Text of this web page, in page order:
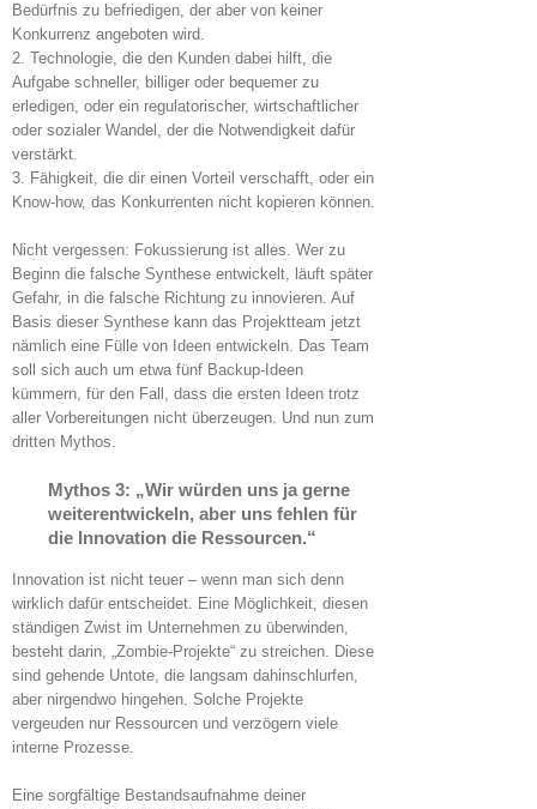
Bedürfnis zu befriedigen, der aber von keiner
Konkurrenz angeboten wird.
2. Technologie, die den Kunden dabei hilft, die
Aufgabe schneller, billiger oder bequemer zu
erledigen, oder ein regulatorischer, wirtschaftlicher
oder sozialer Wandel, der die Notwendigkeit dafür
verstärkt.
3. Fähigkeit, die dir einen Vorteil verschafft, oder ein
Know-how, das Konkurrenten nicht kopieren können.
Nicht vergessen: Fokussierung ist alles. Wer zu
Beginn die falsche Synthese entwickelt, läuft später
Gefahr, in die falsche Richtung zu innovieren. Auf
Basis dieser Synthese kann das Projektteam jetzt
nämlich eine Fülle von Ideen entwickeln. Das Team
soll sich auch um etwa fünf Backup-Ideen
kümmern, für den Fall, dass die ersten Ideen trotz
aller Vorbereitungen nicht überzeugen. Und nun zum
dritten Mythos.
Mythos 3: „Wir würden uns ja gerne
weiterentwickeln, aber uns fehlen für
die Innovation die Ressourcen.“
Innovation ist nicht teuer – wenn man sich denn
wirklich dafür entscheidet. Eine Möglichkeit, diesen
ständigen Zwist im Unternehmen zu überwinden,
besteht darin, „Zombie-Projekte“ zu streichen. Diese
sind gehende Untote, die langsam dahinschlurfen,
aber nirgendwo hingehen. Solche Projekte
vergeuden nur Ressourcen und verzögern viele
interne Prozesse.
Eine sorgfältige Bestandsaufnahme deiner